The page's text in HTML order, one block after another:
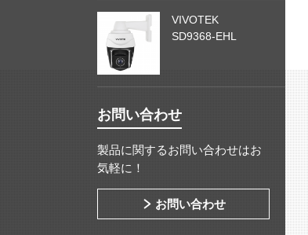
VIVOTEK
SD9368-EHL
お問い合わせ
製品に関するお問い合わせはお
気軽に！
お問い合わせ